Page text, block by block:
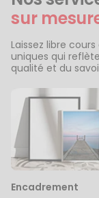
sur
Laissez libre
uniques qui
qualité et du
Encadrement